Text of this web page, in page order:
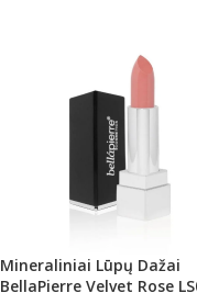
Mineraliniai Lūpų Dažai
BellaPierre Velvet Rose